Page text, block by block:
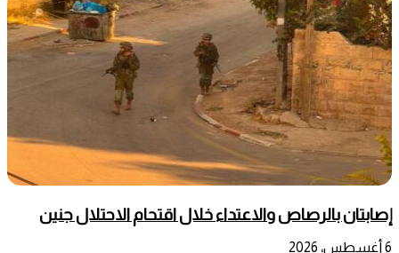
إصابتان بالرصاص والاعتداء خلال اقتحام الاحتلال جنين
6 أغسطس، 2026